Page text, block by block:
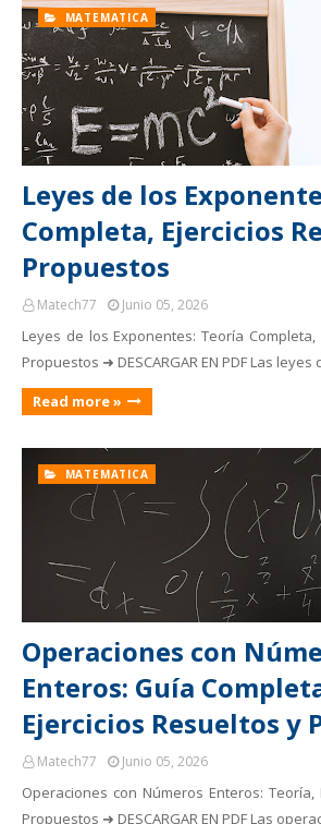
MATEMATICA
Leyes de los
Completa, Ejercicios
Propuestos
Matech77 Junio 05, 2026
Leyes de los Exponentes: Teoría
Propuestos ➜ DESCARGAR EN PDF Las
Read more »
MATEMATICA
Operaciones con
Enteros: Guía
Ejercicios Resueltos y
Matech77 Junio 05, 2026
Operaciones con Números Enteros: Teoría,
Propuestos ➜ DESCARGAR EN PDF Las